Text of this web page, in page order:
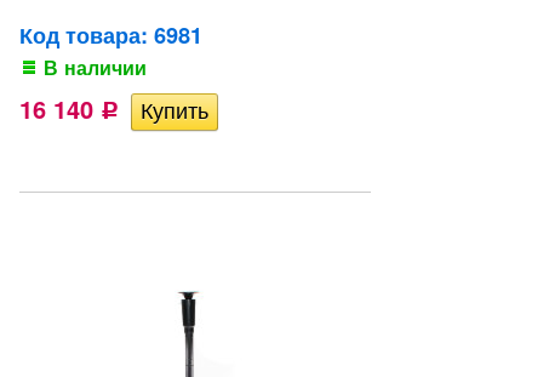
Код товара: 6981
В наличии
16 140 Р